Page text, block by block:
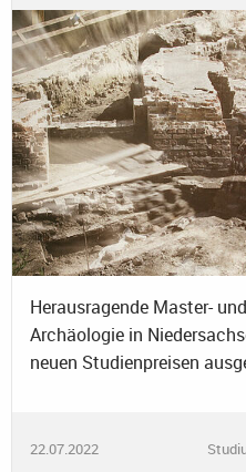
Herausragende Master-
Archäologie in
neuen Studienpreisen
22.07.2022